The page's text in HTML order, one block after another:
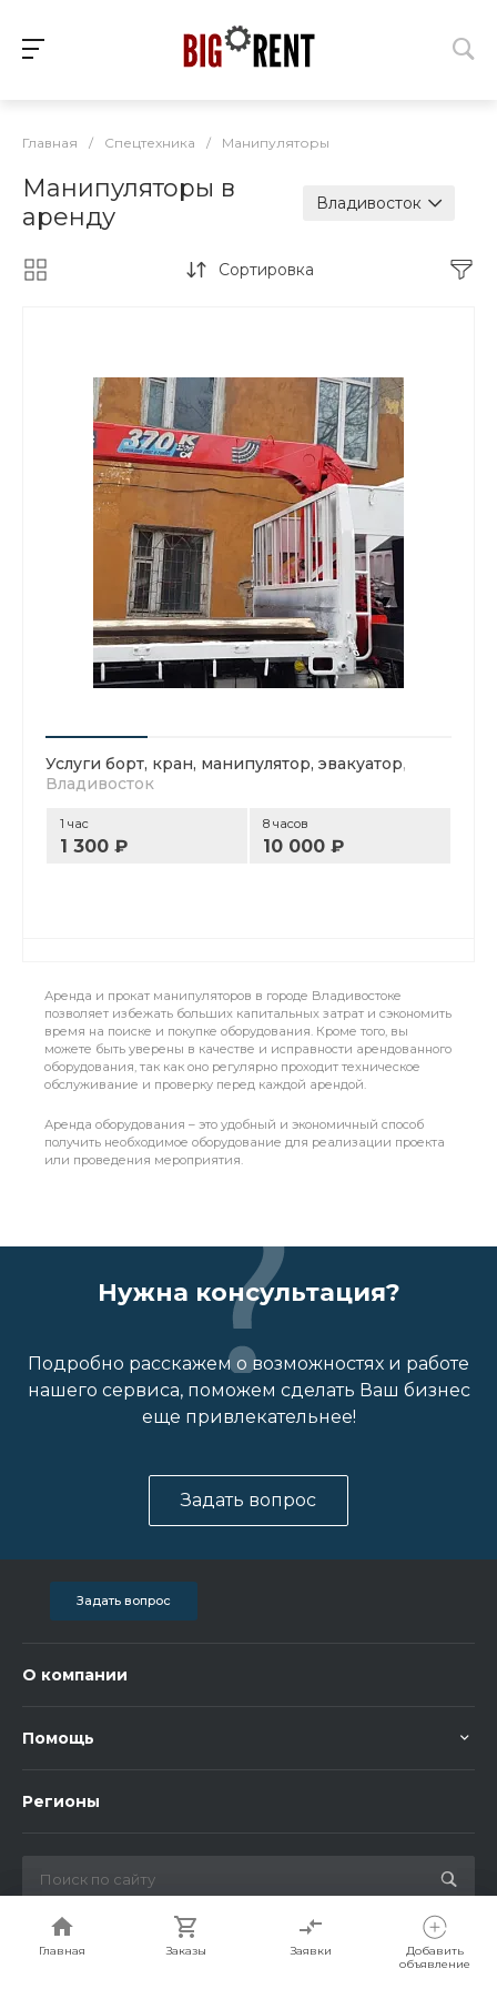
Главная Заказы Заявки
Добавить
объявление
Главная Заказы Заявки
Добавить
объявление
Главная / Спецтехника / Манипуляторы
Манипуляторы в
аренду
Владивосток
Сортировка
Услуги борт, кран, манипулятор, эвакуатор,
Владивосток
1 час
1 300 ₽
8 часов
10 000 ₽
Аренда и прокат манипуляторов в городе Владивостоке
позволяет избежать больших капитальных затрат и сэкономить
время на поиске и покупке оборудования. Кроме того, вы
можете быть уверены в качестве и исправности арендованного
оборудования, так как оно регулярно проходит техническое
обслуживание и проверку перед каждой арендой.
Аренда оборудования – это удобный и экономичный способ
получить необходимое оборудование для реализации проекта
или проведения мероприятия.
Нужна консультация?
Подробно расскажем о возможностях и работе
нашего сервиса, поможем сделать Ваш бизнес
еще привлекательнее!
Задать вопрос
Задать вопрос
О компании
Помощь
Регионы
© 2026 Bigorent, Все права защищены